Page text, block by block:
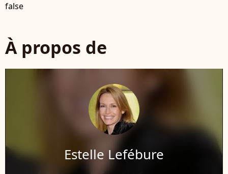
false
À propos de
Estelle Lefébure